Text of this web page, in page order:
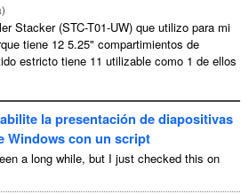
)
Stacker (STC-T01-UW) que utilizo para mi
tiene 12 5.25" compartimientos de
estricto tiene 11 utilizable como 1 de ellos
la presentación de diapositivas
Windows con un script
a long while, but I just checked this on